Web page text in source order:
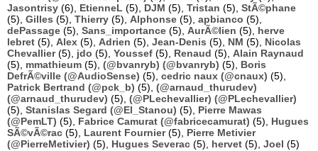
Jasontrisy (6), EtienneL (5), DJM (5), Tristan (5), StÃ©phane
(5), Gilles (5), Thierry (5), Alphonse (5), apbianco (5),
dePassage (5), Sans_importance (5), AurÃ©lien (5), herve
lebret (5), Alex (5), Adrien (5), Jean-Denis (5), NM (5), Nicolas
Chevallier(5), jdo (5), Youssef (5), Renaud (5), Alain Raynaud
(5), mmathieum (5), (@bvanryb) (@bvanryb) (5), Boris
DefrÃ©ville (@AudioSense) (5), cedric naux (@cnaux) (5),
Patrick Bertrand (@pck_b) (5), (@arnaud_thurudev)
(@arnaud_thurudev) (5), (@PLechevallier) (@PLechevallier)
(5), Stanislas Segard (@El_Stanou) (5), Pierre Mawas
(@PemLT) (5), Fabrice Camurat (@fabricecamurat) (5), Hugues
SÃ©vÃ©rac (5), Laurent Fournier(5), Pierre Metivier
(@PierreMetivier) (5), Hugues Severac (5), hervet (5), Joel (5)